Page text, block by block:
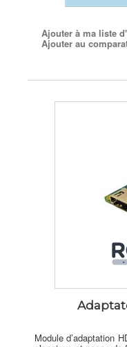
Ajouter à ma liste
Ajouter au
Module d’adaptation